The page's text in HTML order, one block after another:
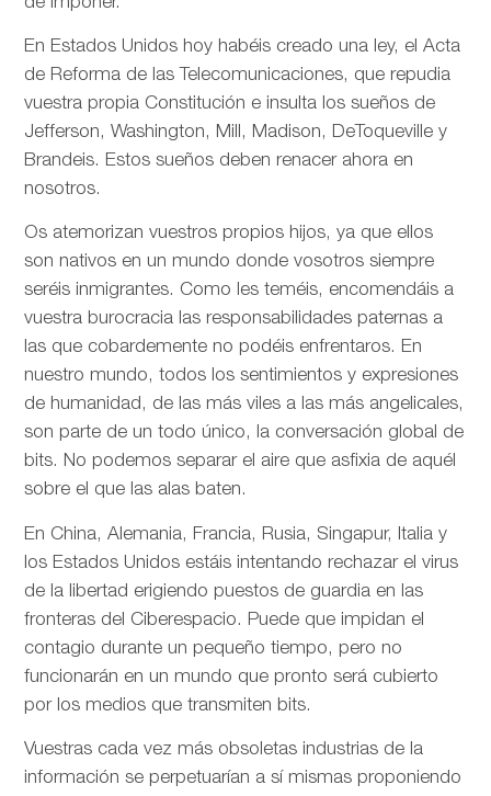
En Estados Unidos hoy habéis creado una ley, el Acta
de Reforma de las Telecomunicaciones, que repudia
vuestra propia Constitución e insulta los sueños de
Jefferson, Washington, Mill, Madison, DeToqueville y
Brandeis. Estos sueños deben renacer ahora en
nosotros.
Os atemorizan vuestros propios hijos, ya que ellos
son nativos en un mundo donde vosotros siempre
seréis inmigrantes. Como les teméis, encomendáis a
vuestra burocracia las responsabilidades paternas a
las que cobardemente no podéis enfrentaros. En
nuestro mundo, todos los sentimientos y expresiones
de humanidad, de las más viles a las más angelicales,
son parte de un todo único, la conversación global de
bits. No podemos separar el aire que asfixia de aquél
sobre el que las alas baten.
En China, Alemania, Francia, Rusia, Singapur, Italia y
los Estados Unidos estáis intentando rechazar el virus
de la libertad erigiendo puestos de guardia en las
fronteras del Ciberespacio. Puede que impidan el
contagio durante un pequeño tiempo, pero no
funcionarán en un mundo que pronto será cubierto
por los medios que transmiten bits.
Vuestras cada vez más obsoletas industrias de la
información se perpetuarían a sí mismas proponiendo